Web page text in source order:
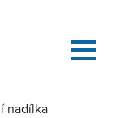
nadílka